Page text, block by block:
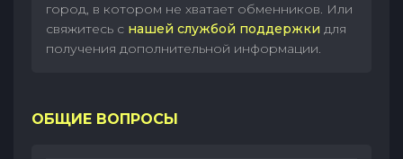
город, в котором не хватает обменников. Или
свяжитесь с нашей службой поддержки для
получения дополнительной информации.
ОБЩИЕ ВОПРОСЫ